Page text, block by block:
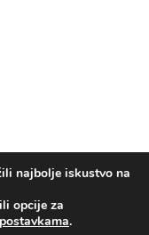
najbolje iskustvo na
opcije za
postavkama.